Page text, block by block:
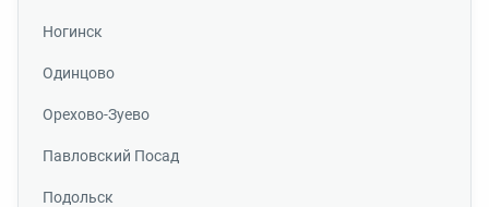
Ногинск
Одинцово
Орехово-Зуево
Павловский Посад
Подольск